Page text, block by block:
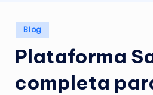
Posted
in
Blog
Plataforma
completa